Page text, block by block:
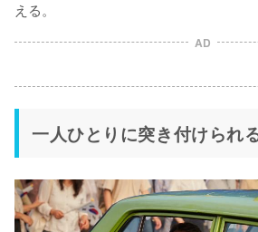
AD
一人ひとりに突き付けられ